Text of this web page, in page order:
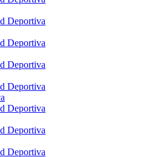
Deportiva
Deportiva
Deportiva
Deportiva
Deportiva
Deportiva
Deportiva